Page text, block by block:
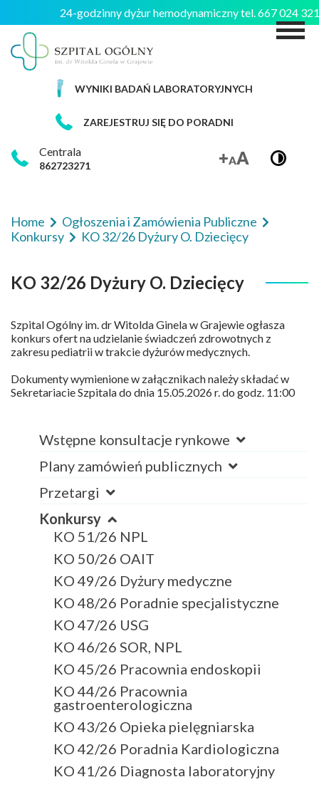
24-godzinny dyżur hemodynamiczny tel. 667 024
WYNIKI BADAŃ LABORATORYJNYCH
ZAREJESTRUJ SIĘ DO PORADNI
Centrala
862723271
Home
Ogłoszenia i Zamówienia Publiczne
Konkursy
KO 32/26 Dyżury O. Dziecięcy
Wstępne konsultacje rynkowe
Plany zamówień publicznych
Przetargi
Konkursy
KO 51/26 NPL
KO 50/26 OAIT
KO 49/26 Dyżury medyczne
KO 48/26 Poradnie specjalistyczne
KO 47/26 USG
KO 46/26 SOR, NPL
KO 45/26 Pracownia endoskopii
KO 44/26 Pracownia
gastroenterologiczna
KO 43/26 Opieka pielęgniarska
KO 42/26 Poradnia Kardiologiczna
KO 41/26 Diagnosta laboratoryjny
KO 32/26 Dyżury O. Dziecięcy
Szpital Ogólny im. dr Witolda Ginela w Grajewie ogłasza
konkurs ofert na udzielanie świadczeń zdrowotnych z
zakresu pediatrii w trakcie dyżurów medycznych.
Dokumenty wymienione w załącznikach należy składać w
Sekretariacie Szpitala do dnia 15.05.2026 r. do godz. 11:00